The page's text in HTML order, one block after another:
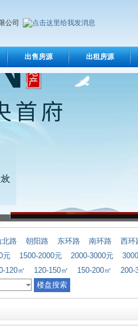
公司
出售房源 出租房源
北路 朝阳路 东环路 南环路 西环
元 1500-2000元 2000-3000元
120㎡ 120-150㎡ 150-200㎡ 200-